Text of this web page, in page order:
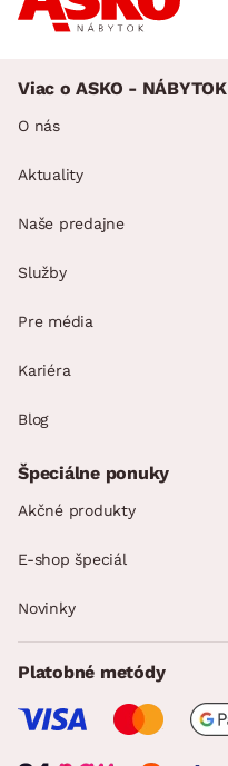
Viac o ASKO - NÁBYTOK
O nás
Aktuality
Naše predajne
Služby
Pre média
Kariéra
Blog
Špeciálne ponuky
Akčné produkty
E-shop špeciál
Novinky
Platobné metódy